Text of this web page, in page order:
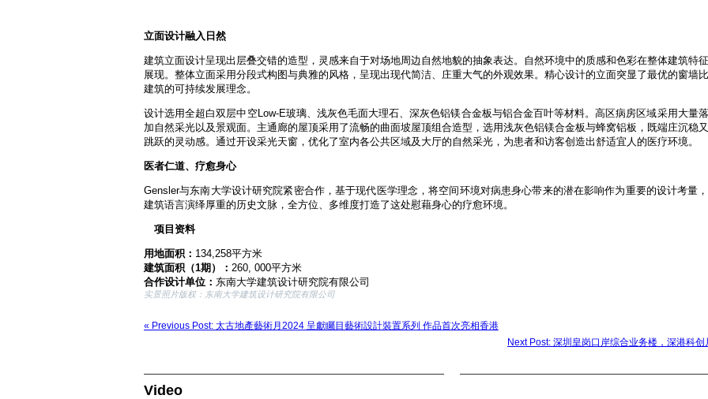
立面设计融入日然
建筑立面设计呈现出层叠交错的造型，灵感来自于对场地周边自然地貌的抽象表达。自然环境中的质感和色彩在整体建筑特
展现。整体立面采用分段式构图与典雅的风格，呈现出现代简洁、庄重大气的外观效果。精心设计的立面突显了最优的窗墙
建筑的可持续发展理念。
设计选用全超白双层中空Low-E玻璃、浅灰色毛面大理石、深灰色铝镁合金板与铝合金百叶等材料。高区病房区域采用大量
加自然采光以及景观面。主通廊的屋顶采用了流畅的曲面坡屋顶组合造型，选用浅灰色铝镁合金板与蜂窝铝板，既端庄沉稳
跳跃的灵动感。通过开设采光天窗，优化了室内各公共区域及大厅的自然采光，为患者和访客创造出舒适宜人的医疗环境。
医者仁道、疗愈身心
Gensler与东南大学设计研究院紧密合作，基于现代医学理念，将空间环境对病患身心带来的潜在影响作为重要的设计考量
建筑语言演绎厚重的历史文脉，全方位、多维度打造了这处慰藉身心的疗愈环境。
项目资料
用地面积： 134,258平方米
建筑面积（1期）： 260, 000平方米
合作设计单位： 东南大学建筑设计研究院有限公司
实景照片版权：东南大学建筑设计研究院有限公司
« Previous Post: 太古地產藝術月2024 呈獻矚目藝術設計裝置系列 作品首次亮相香港
Next Post: 深圳皇岗口岸综合业务楼，深港科
Video